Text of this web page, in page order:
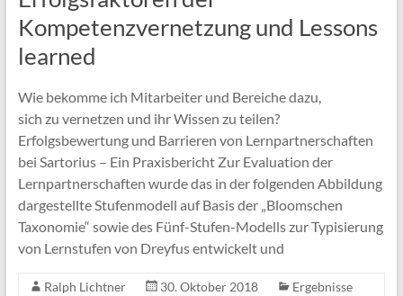
Kompetenzvernetzung und Lessons
learned
Wie bekomme ich Mitarbeiter und Bereiche dazu,
sich zu vernetzen und ihr Wissen zu teilen?
Erfolgsbewertung und Barrieren von Lernpartnerschaften
bei Sartorius – Ein Praxisbericht Zur Evaluation der
Lernpartnerschaften wurde das in der folgenden Abbildung
dargestellte Stufenmodell auf Basis der „Bloomschen
Taxonomie“ sowie des Fünf-Stufen-Modells zur Typisierung
von Lernstufen von Dreyfus entwickelt und
Ralph Lichtner 30. Oktober 2018
Ergebnisse